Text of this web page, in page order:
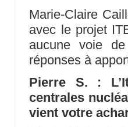
Marie-Claire
avec le projet
aucune voie
réponses à
Pierre S. :
centrales
vient votre